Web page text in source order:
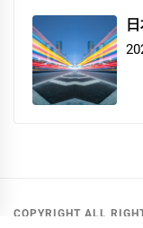
COPYRIGHT ALL